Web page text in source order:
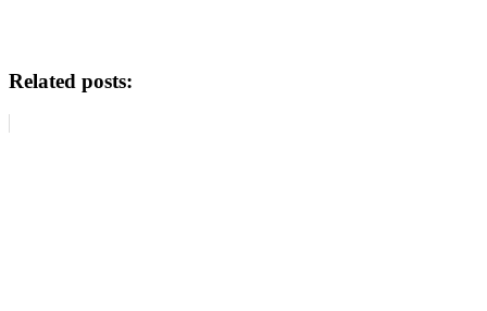
Related posts: